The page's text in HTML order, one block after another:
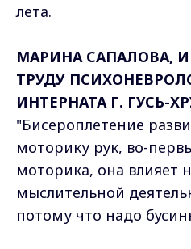
лета.
МАРИНА САПАЛОВА,
ТРУДУ
ИНТЕРНАТА Г. ГУСЬ-
"Бисероплетение
моторику рук, во-
моторика, она влияет
мыслительной
потому что надо